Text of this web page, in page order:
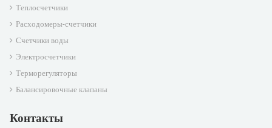
Теплосчетчики
Расходомеры-счетчики
Счетчики воды
Электросчетчики
Терморегуляторы
Балансировочные клапаны
Контакты